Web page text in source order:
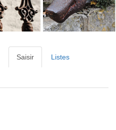
Saisir Listes